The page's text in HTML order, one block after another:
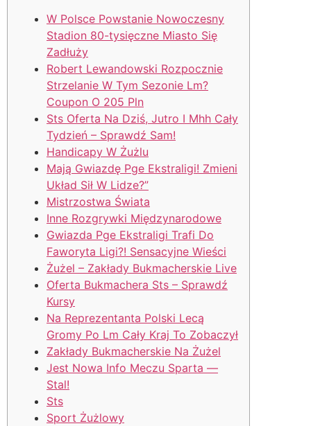
W Polsce Powstanie Nowoczesny
Stadion 80-tysięczne Miasto Się
Zadłuży
Robert Lewandowski Rozpocznie
Strzelanie W Tym Sezonie Lm?
Coupon O 205 Pln
Sts Oferta Na Dziś, Jutro I Mhh Cały
Tydzień – Sprawdź Sam!
Handicapy W Żużlu
Mają Gwiazdę Pge Ekstraligi! Zmieni
Układ Sił W Lidze?”
Mistrzostwa Świata
Inne Rozgrywki Międzynarodowe
Gwiazda Pge Ekstraligi Trafi Do
Faworyta Ligi?! Sensacyjne Wieści
Żużel – Zakłady Bukmacherskie Live
Oferta Bukmachera Sts – Sprawdź
Kursy
Na Reprezentanta Polski Lecą
Gromy Po Lm Cały Kraj To Zobaczył
Zakłady Bukmacherskie Na Żużel
Jest Nowa Info Meczu Sparta —
Stal!
Sts
Sport Żużlowy